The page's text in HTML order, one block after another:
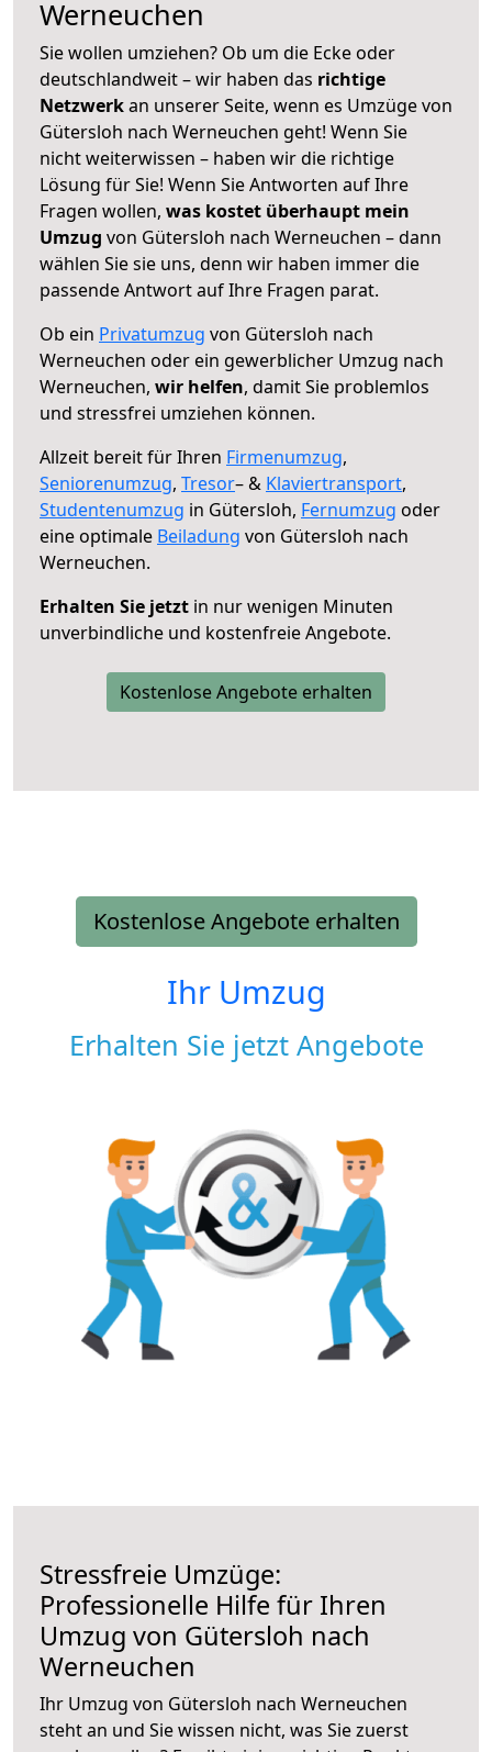
Werneuchen
Sie wollen umziehen? Ob um die Ecke oder
deutschlandweit – wir haben das richtige
Netzwerkan unserer Seite, wenn es Umzüge von
Gütersloh nach Werneuchen geht! Wenn Sie
nicht weiterwissen – haben wir die richtige
Lösung für Sie! Wenn Sie Antworten auf Ihre
Fragen wollen, was kostet überhaupt mein
Umzug von Gütersloh nach Werneuchen – dann
wählen Sie sie uns, denn wir haben immer die
passende Antwort auf Ihre Fragen parat.
Ob ein Privatumzug von Gütersloh nach
Werneuchen oder ein gewerblicher Umzug nach
Werneuchen, wir helfen, damit Sie problemlos
und stressfrei umziehen können.
Allzeit bereit für Ihren Firmenumzug,
Seniorenumzug, Tresor– & Klaviertransport,
Studentenumzug in Gütersloh, Fernumzug oder
eine optimale Beiladung von Gütersloh nach
Werneuchen.
Erhalten Sie jetzt in nur wenigen Minuten
unverbindliche und kostenfreie Angebote.
Kostenlose Angebote erhalten
Kostenlose Angebote erhalten
Ihr Umzug
Erhalten Sie jetzt Angebote
Stressfreie Umzüge:
Professionelle Hilfe für Ihren
Umzug von Gütersloh nach
Werneuchen
Ihr Umzug von Gütersloh nach Werneuchen
steht an und Sie wissen nicht, was Sie zuerst